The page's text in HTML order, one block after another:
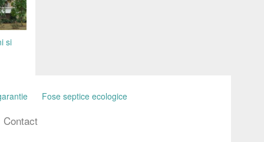
si
Fose septice ecologice
Contact